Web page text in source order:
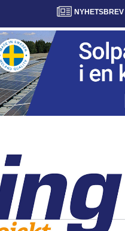
NYHETSBREV